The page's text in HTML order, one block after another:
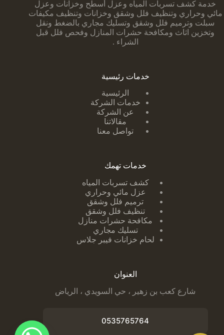
خدمة كشف تسربات المياه وعزل أسطح وخزانات وعزل
مائي وحراري وتنظيف فلل وشقق وخزانات وتنظيف مكيفات
سبلت وترميم فلل وشقق وتسليك مجاري بالضغط ونقل
وتخزين اثاث ومكافحة حشرات المنازل وفحص فلل قبل
الشراء .
خدمات رئيسية
الرئيسية
خدمات الشركة
عن الشركة
مقالاتنا
تواصل معنا
خدمات تهمك
كشف تسربات ا لمياه
عزل مائي وحراري
ترميم فلل وشقق
تنظيف فلل وشقق
مكافحة حشرات منازل
تسليك مجاري
لحام خزانات فيبر جلاس
العنوان
شارع كعب بن زهير ، حي السويدي ، الرياض
0535765764